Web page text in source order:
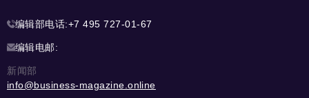
编辑部电话:+7 495 727-01-67
编辑电邮:
新闻部
info@business-magazine.online